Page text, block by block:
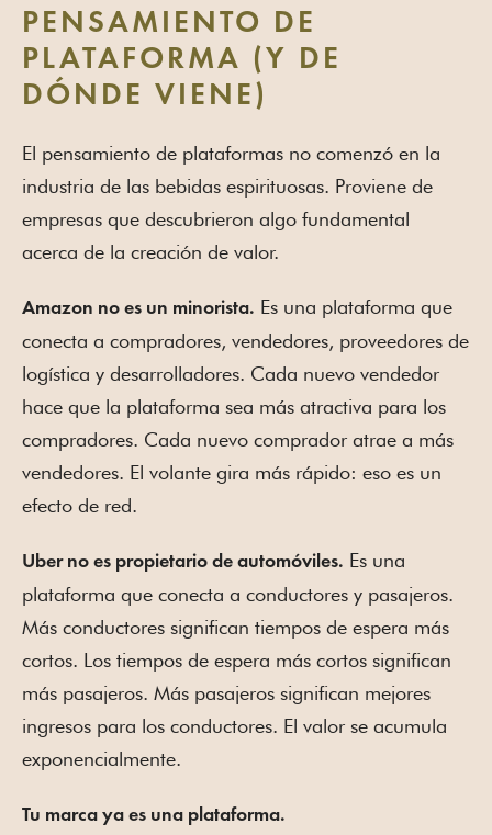
PENSAMIENTO DE
PLATAFORMA (Y DE
DÓNDE VIENE)
El pensamiento de plataformas no comenzó en la
industria de las bebidas espirituosas. Proviene de
empresas que descubrieron algo fundamental
acerca de la creación de valor.
Amazon no es un minorista. Es una plataforma que
conecta a compradores, vendedores, proveedores de
logística y desarrolladores. Cada nuevo vendedor
hace que la plataforma sea más atractiva para los
compradores. Cada nuevo comprador atrae a más
vendedores. El volante gira más rápido: eso es un
efecto de red.
Uber no es propietario de automóviles. Es una
plataforma que conecta a conductores y pasajeros.
Más conductores significan tiempos de espera más
cortos. Los tiempos de espera más cortos significan
más pasajeros. Más pasajeros significan mejores
ingresos para los conductores. El valor se acumula
exponencialmente.
Tu marca ya es una plataforma.